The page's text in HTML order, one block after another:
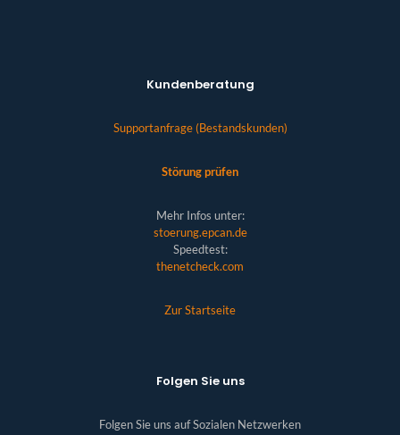
Kundenberatung
Supportanfrage (Bestandskunden)
Störung prüfen
Mehr Infos unter:
stoerung.epcan.de
Speedtest:
thenetcheck.com
Zur Startseite
Folgen Sie uns
Folgen Sie uns auf Sozialen Netzwerken